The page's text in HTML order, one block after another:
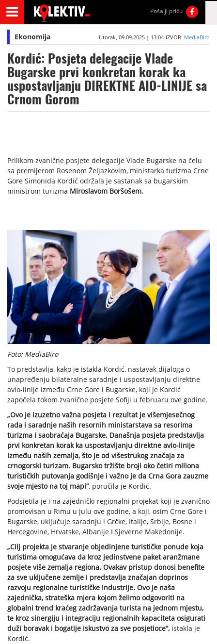
Pošalji priču
Ekonomija Utorak, 09.09.2025 | 13:04 IZVOR: MediaBiro
Kordić: Posjeta delegacije Vlade
Bugarske prvi konkretan korak ka
uspostavljanju DIREKTNE AIO-LINIJE sa
Crnom Gorom
Prilikom zvanične posjete delegacije Vlade Bugarske na čelu
sa premijerom Rosenom Željazkovim, ministarka turizma Crne
Gore Simonida Kordić održala je sastanak sa bugarskim
ministrom turizma Miroslavom Boršošem.
Foto: MediaBiro
To predstavlja, kako je istakla Kordić, nastavak dijaloga o
unapređenju bilateralne saradnje i uspostavljanju direktne
avio-linije između Crne Gore i Bugarske, koji je Kordić
započela tokom zvanične posjete Sofiji u februaru ove godine.
„Ovo je izuzetno važna posjeta i rezultat je višemjesečnog
rada i saradnje naših resornih ministarstava sa resorima
turizma i saobraćaja Bugarske. Današnja posjeta predstavlja
prvi konkretan korak ka uspostavljanju direktne avio-linije
između naših zemalja, što je od višestrukog značaja za
crnogorski turizam. Bugarsko tržište broji oko četiri miliona
turističkih putovanja godišnje i važno je da Crna Gora zauzme
svoje mjesto na toj mapi“, poručila je Kordić.
Podsjetila je i na zajednički regionalni projekat koji je zvanično
promovisan u Rimu u julu ove godine, a koji, osim Crne Gore i
Bugarske, uključuje saradnju i Grčke, Italije, Srbije, Bosne i
Hercegovine, Hrvatske, Albanije I Sjeverne Makedonije.
„Cilj projekta je stvaranje objedinjene turističke ponude koja
turistima omogućava da kroz jedinstvene paket aranžmane
posjete više zemalja regiona. Ovakav pristup donosi benefite
za sve uključene zemlje i predstavlja značajan doprinos
razvoju regionalne turističke industrije. Ovo je naša
zajednička, strateška mjera kojom želimo odgovoriti na
globalni trend kraćeg zadržavanja turista na jednom mjestu,
te kroz sinergiju i integraciju regionalnih kapaciteta osigurati
duži boravak i bogatije iskustvo za sve posjetioce“, istakla je
Kordić.